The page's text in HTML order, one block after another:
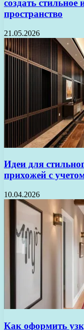
создать
пространство
21.05.2026
Идеи для
прихожей с
10.04.2026
Как оформить